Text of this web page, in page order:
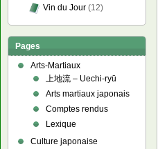
Vin du Jour (12)
Pages
Arts-Martiaux
上地流 – Uechi-ryū
Arts martiaux japonais
Comptes rendus
Lexique
Culture japonaise